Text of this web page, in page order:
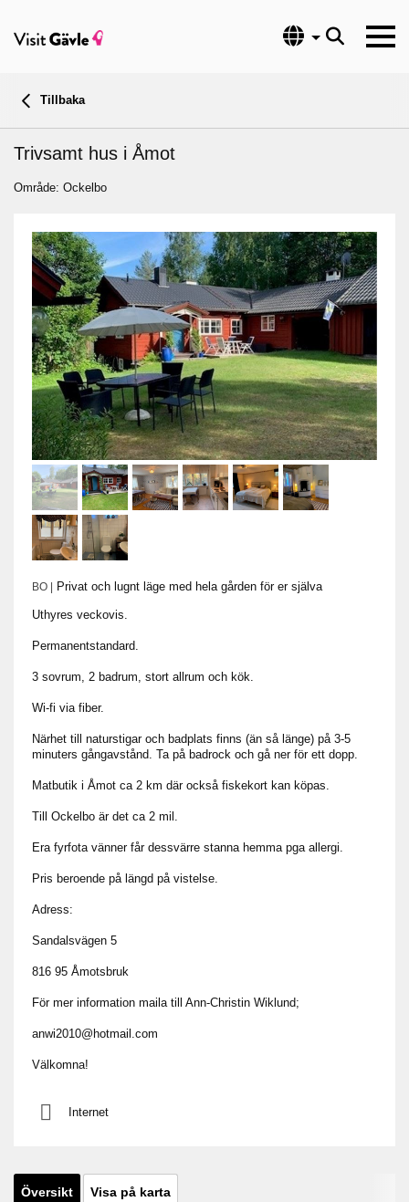
Språk
Tillbaka
Trivsamt hus i Åmot
Område: Ockelbo
BO | Privat och lugnt läge med hela gården för er själva
Uthyres veckovis.
Permanentstandard.
3 sovrum, 2 badrum, stort allrum och kök.
Wi-fi via fiber.
Närhet till naturstigar och badplats finns (än så länge) på 3-5
minuters gångavstånd. Ta på badrock och gå ner för ett dopp.
Matbutik i Åmot ca 2 km där också fiskekort kan köpas.
Till Ockelbo är det ca 2 mil.
Era fyrfota vänner får dessvärre stanna hemma pga allergi.
Pris beroende på längd på vistelse.
Adress:
Sandalsvägen 5
816 95 Åmotsbruk
För mer information maila till Ann-Christin Wiklund;
anwi2010@hotmail.com
Välkomna!
Internet
Översikt Visa på karta